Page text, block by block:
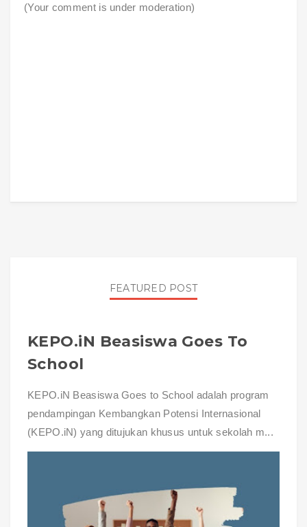
(Your comment is under moderation)
FEATURED POST
KEPO.iN Beasiswa Goes To
School
KEPO.iN Beasiswa Goes to School adalah program
pendampingan Kembangkan Potensi Internasional
(KEPO.iN) yang ditujukan khusus untuk sekolah m...